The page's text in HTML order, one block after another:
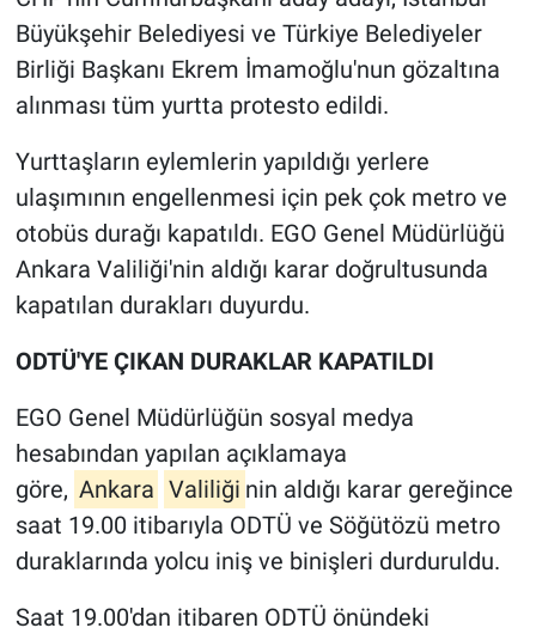
Büyükşehir Belediyesi ve Türkiye Belediyeler
Birliği Başkanı Ekrem İmamoğlu'nun gözaltına
alınması tüm yurtta protesto edildi.
Yurttaşların eylemlerin yapıldığı yerlere
ulaşımının engellenmesi için pek çok metro ve
otobüs durağı kapatıldı. EGO Genel Müdürlüğü
Ankara Valiliği'nin aldığı karar doğrultusunda
kapatılan durakları duyurdu.
ODTÜ'YE ÇIKAN DURAKLAR KAPATILDI
EGO Genel Müdürlüğün sosyal medya
hesabından yapılan açıklamaya
göre, Ankara Valiliği nin aldığı karar gereğince
saat 19.00 itibarıyla ODTÜ ve Söğütözü metro
duraklarında yolcu iniş ve binişleri durduruldu.
Saat 19.00'dan itibaren ODTÜ önündeki
Gündem Özel
Günün görüntüsü
Haber
İlan
Kimdir
Koronavirüs
Kültür Sanat
Ne demişti
Popüler